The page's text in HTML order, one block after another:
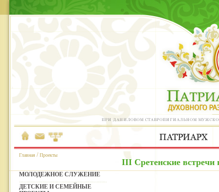
Главная /Проекты
III Сретенские встречи
МОЛОДЕЖНОЕ СЛУЖЕНИЕ
ДЕТСКИЕ И СЕМЕЙНЫЕ